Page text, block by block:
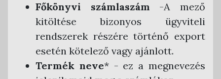
Felhasználók
Önszámlázó modul
Egyéb integrációs beállítások
Bankszámla összepontozás modul
Kiadási pénztárbizonylat tömb
Partnerek
Mennyiségi egységek
Főkönyvi számlaszám -A mező
kitöltése bizonyos ügyviteli
rendszerek részére történő export
esetén kötelező vagy ajánlott.
Termék neve* - ez a megnevezés